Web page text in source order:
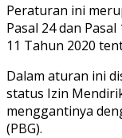
Peraturan ini
Pasal 24 dan
11 Tahun 2020
Dalam aturan ini
status Izin
menggantinya
(PBG).